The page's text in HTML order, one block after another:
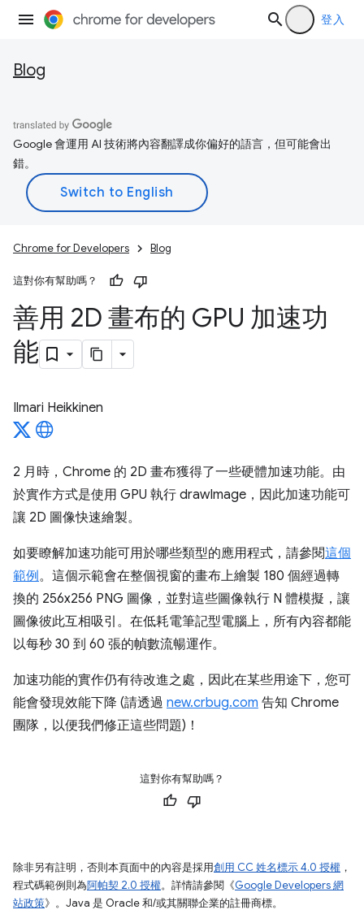
登入
Blog
Google 會運用 AI 技術將內容翻譯成你偏好的語言，但可能會出
錯。
Chrome for Developers Blog
這對你有幫助嗎？
善用 2D 畫布的 GPU 加速功
能
Ilmari Heikkinen
2 月時，Chrome 的 2D 畫布獲得了一些硬體加速功能。由
於實作方式是使用 GPU 執行 drawImage，因此加速功能可
讓 2D 圖像快速繪製。
如要瞭解加速功能可用於哪些類型的應用程式，請參閱這個
範例。這個示範會在整個視窗的畫布上繪製 180 個經過轉
換的 256x256 PNG 圖像，並對這些圖像執行 N 體模擬，讓
圖像彼此互相吸引。在低耗電筆記型電腦上，所有內容都能
以每秒 30 到 60 張的幀數流暢運作。
加速功能的實作仍有待改進之處，因此在某些用途下，您可
能會發現效能下降 (請透過 new.crbug.com 告知 Chrome
團隊，以便我們修正這些問題)！
這對你有幫助嗎？
除非另有註明，否則本頁面中的內容是採用創用 CC 姓名標示 4.0 授權 ，
程式碼範例則為阿帕契 2.0 授權。詳情請參閱《Google Developers 網
站政策》。Java 是 Oracle 和/或其關聯企業的註冊商標。